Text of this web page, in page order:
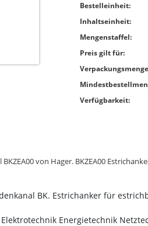
Bestelleinheit:
Inhaltseinheit:
Mengenstaffel:
Preis gilt für:
Verfügbarkeit:
von Hager. BKZEA00
BK. Estrichanker für
Energietechnik